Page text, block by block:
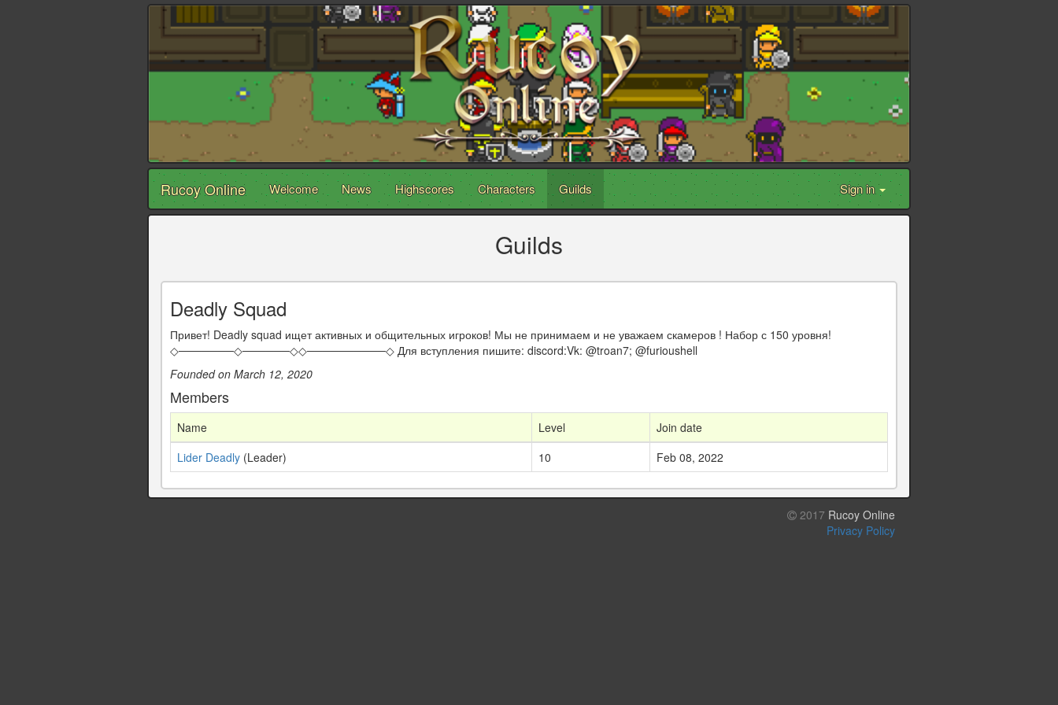
Rucoy Online Welcome News Highscores Characters Guilds Sign in
Guilds
Deadly Squad
Привет! Deadly squad ищет активных и общительных игроков! Мы не принимаем и не уважаем скамеров ! Набор с 150 уровня!
◇───────◇──────◇◇──────────◇ Для вступления пишите: discord:Vk: @troan7; @furioushell
Founded on March 12, 2020
Members
Name Level
Join date
Lider Deadly (Leader) 10 Feb 08, 2022
2017 Rucoy Online
Privacy Policy